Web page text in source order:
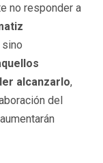
no responder a
sino
alcanzarlo,
del